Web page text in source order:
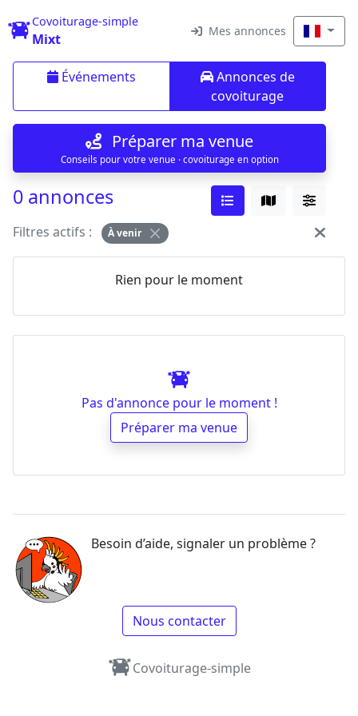
Covoiturage-simple
Mixt Mes annonces
Événements
Annonces de
covoiturage
Préparer ma venue
Conseils pour votre venue · covoiturage en option
0 annonces
Filtres actifs : À venir
Rien pour le moment
Pas d'annonce pour le moment !
Préparer ma venue
Besoin d’aide, signaler un problème ?
Nous contacter
Covoiturage-simple